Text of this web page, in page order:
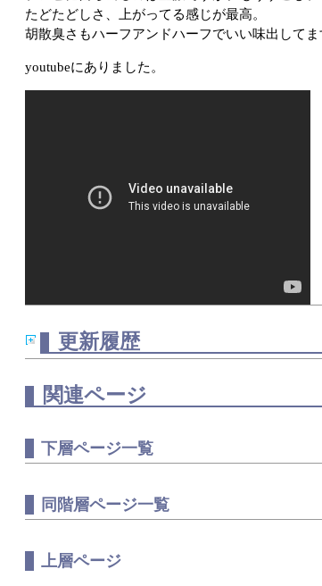
たどたどしさ、上がってる感じが最高。
胡散臭さもハーフアンドハーフでいい味出してま
youtubeにありました。
更新履歴
関連ページ
下層ページ一覧
同階層ページ一覧
上層ページ